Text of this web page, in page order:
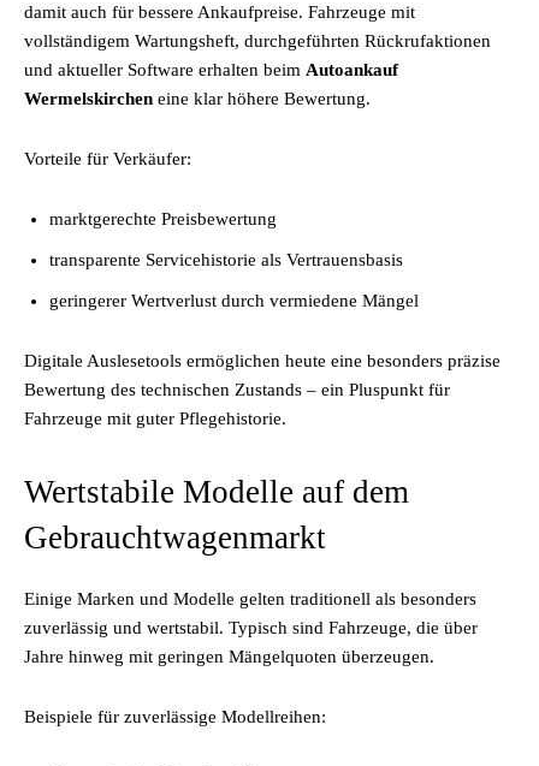
damit auch für bessere Ankaufpreise. Fahrzeuge mit
vollständigem Wartungsheft, durchgeführten Rückrufaktionen
und aktueller Software erhalten beim Autoankauf
Wermelskirchen eine klar höhere Bewertung.
Vorteile für Verkäufer:
marktgerechte Preisbewertung
transparente Servicehistorie als Vertrauensbasis
geringerer Wertverlust durch vermiedene Mängel
Digitale Auslesetools ermöglichen heute eine besonders präzise
Bewertung des technischen Zustands – ein Pluspunkt für
Fahrzeuge mit guter Pflegehistorie.
Wertstabile Modelle auf dem
Gebrauchtwagenmarkt
Einige Marken und Modelle gelten traditionell als besonders
zuverlässig und wertstabil. Typisch sind Fahrzeuge, die über
Jahre hinweg mit geringen Mängelquoten überzeugen.
Beispiele für zuverlässige Modellreihen: